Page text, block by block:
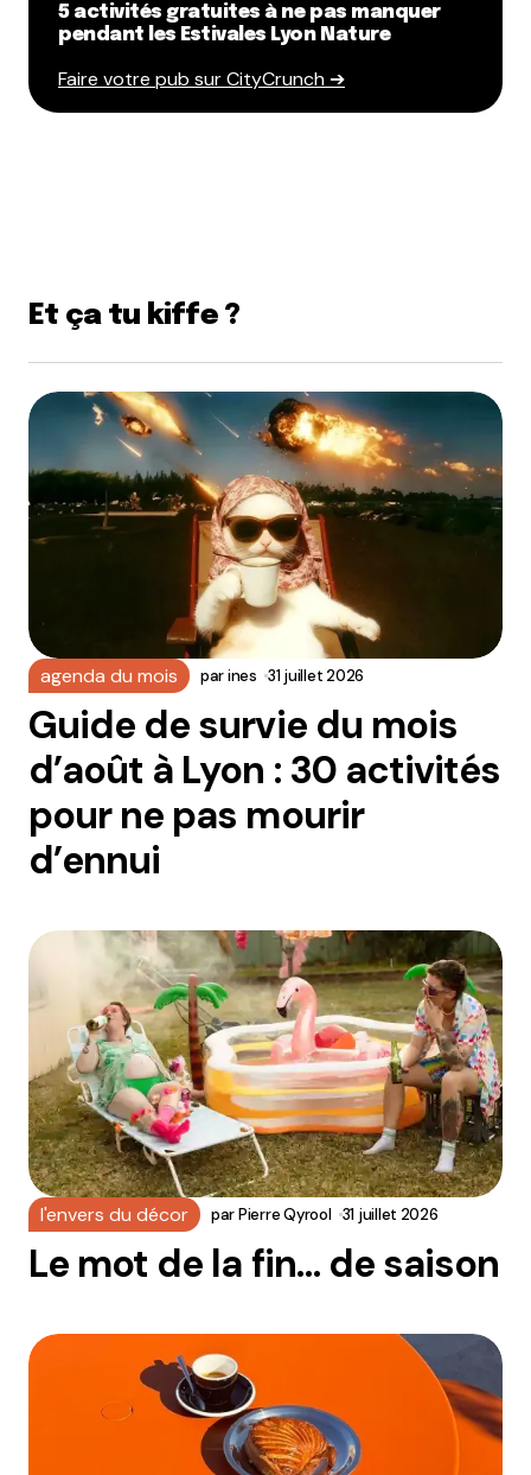
5 activités gratuites à ne pas manquer
pendant les Estivales Lyon Nature
Faire votre pub sur CityCrunch ➔
Et ça tu kiffe ?
agenda du mois parines 31 juillet 2026
Guide de survie du mois
d’août à Lyon : 30 activités
pour ne pas mourir
d’ennui
l'envers du décor parPierre Qyrool 31 juillet 2026
Le mot de la fin… de saison